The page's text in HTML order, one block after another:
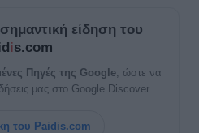
είδηση του
is.com
Πηγές της Google , ώστε να
μας στο Google Discover.
του Paidis.com